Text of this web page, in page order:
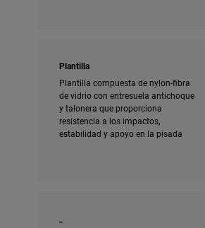
Plantilla
Plantilla compuesta de nylon-fibra
de vidrio con entresuela antichoque
y talonera que proporciona
resistencia a los impactos,
estabilidad y apoyo en la pisada